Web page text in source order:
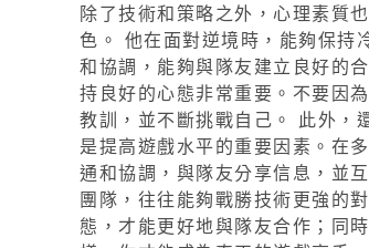
除了技術和策略之外，心理素質
色。 他在面對逆境時，能夠保持
和協調，能夠與隊友建立良好的
持良好的心態非常重要。不要因
教訓，並不斷挑戰自己。 此外，
是提高遊戲水平的重要因素。在
通和協調，與隊友分享信息，並
團隊，往往能夠戰勝技術更強的
態，才能更好地與隊友合作；同